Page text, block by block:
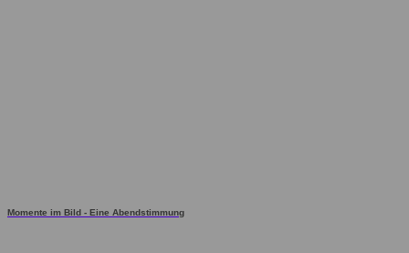
Momente im Bild - Eine Abendstimmung